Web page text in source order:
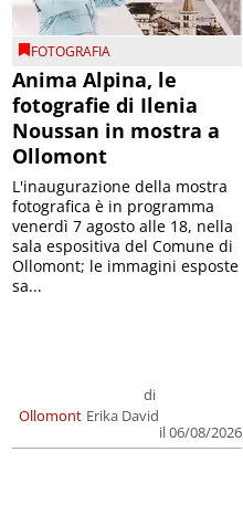
FOTOGRAFIA
Anima Alpina, le
fotografie di Ilenia
Noussan in mostra a
Ollomont
Ollomont
di
Erika David
il 06/08/2026
L'inaugurazione della mostra
fotografica è in programma
venerdì 7 agosto alle 18, nella
sala espositiva del Comune di
Ollomont; le immagini esposte
sa...